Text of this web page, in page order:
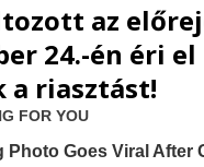
az
24.-én éri
a riasztást!